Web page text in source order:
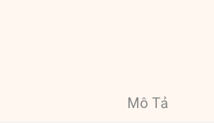
Mô Tả